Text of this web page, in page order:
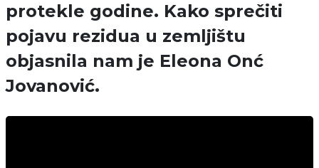
protekle godine. Kako sprečiti
pojavu rezidua u zemljištu
objasnila nam je Eleona Onć
Jovanović.